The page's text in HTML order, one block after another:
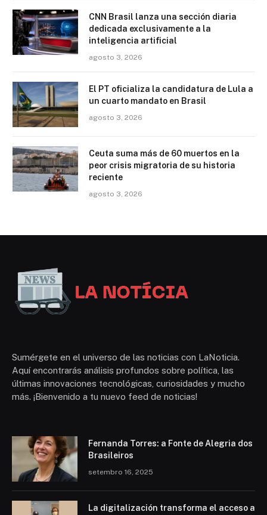
CNN Brasil lanza una sección diaria
dedicada exclusivamente a la
inteligencia artificial
agosto 3, 2026
El PT oficializa la candidatura de Lula a
un cuarto mandato en Brasil
agosto 3, 2026
Ceuta suma más de 60 muertos en la
peor crisis migratoria de su historia
reciente
agosto 3, 2026
Sumérgete en el universo de las noticias con LaNoticia.
Aquí encontrarás análisis profundos sobre política, las
últimas innovaciones tecnológicas, curiosidades y mucho
más. ¡Bienvenido a tu nuevo feed de noticias!
Fernanda Torres: a Fonte de Alegria dos
Brasileiros
setembro 16, 2025
La digitalización transforma el acceso a